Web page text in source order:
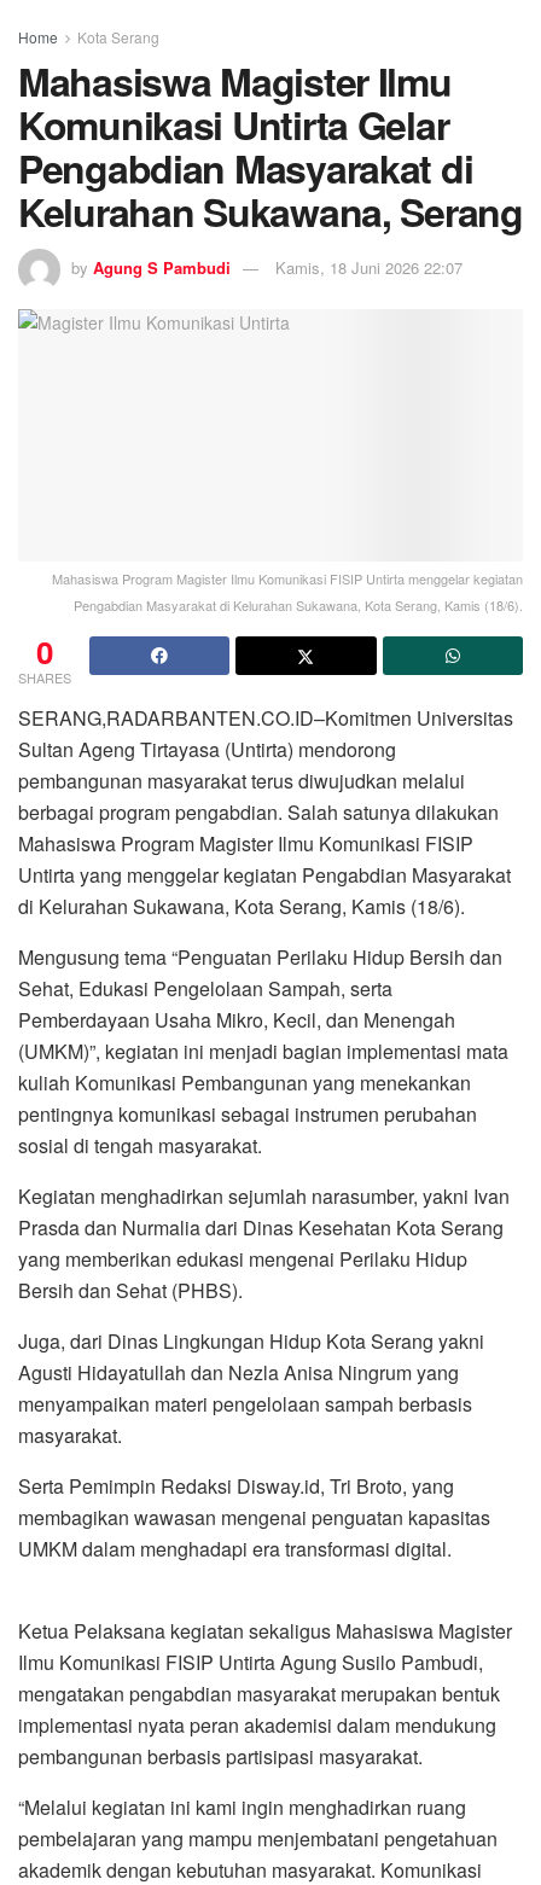
Home Kota Serang
Mahasiswa Magister Ilmu
Komunikasi Untirta Gelar
Pengabdian Masyarakat di
Kelurahan Sukawana, Serang
by Agung S Pambudi Kamis, 18 Juni 2026 22:07
Mahasiswa Program Magister Ilmu Komunikasi FISIP Untirta menggelar kegiatan
Pengabdian Masyarakat di Kelurahan Sukawana, Kota Serang, Kamis (18/6).
0
SHARES
SERANG,RADARBANTEN.CO.ID–Komitmen Universitas
Sultan Ageng Tirtayasa (Untirta) mendorong
pembangunan masyarakat terus diwujudkan melalui
berbagai program pengabdian. Salah satunya dilakukan
Mahasiswa Program Magister Ilmu Komunikasi FISIP
Untirta yang menggelar kegiatan Pengabdian Masyarakat
di Kelurahan Sukawana, Kota Serang, Kamis (18/6).
Mengusung tema “Penguatan Perilaku Hidup Bersih dan
Sehat, Edukasi Pengelolaan Sampah, serta
Pemberdayaan Usaha Mikro, Kecil, dan Menengah
(UMKM)”, kegiatan ini menjadi bagian implementasi mata
kuliah Komunikasi Pembangunan yang menekankan
pentingnya komunikasi sebagai instrumen perubahan
sosial di tengah masyarakat.
Kegiatan menghadirkan sejumlah narasumber, yakni Ivan
Prasda dan Nurmalia dari Dinas Kesehatan Kota Serang
yang memberikan edukasi mengenai Perilaku Hidup
Bersih dan Sehat (PHBS).
Juga, dari Dinas Lingkungan Hidup Kota Serang yakni
Agusti Hidayatullah dan Nezla Anisa Ningrum yang
menyampaikan materi pengelolaan sampah berbasis
masyarakat.
Serta Pemimpin Redaksi Disway.id, Tri Broto, yang
membagikan wawasan mengenai penguatan kapasitas
UMKM dalam menghadapi era transformasi digital.
Ketua Pelaksana kegiatan sekaligus Mahasiswa Magister
Ilmu Komunikasi FISIP Untirta Agung Susilo Pambudi,
mengatakan pengabdian masyarakat merupakan bentuk
implementasi nyata peran akademisi dalam mendukung
pembangunan berbasis partisipasi masyarakat.
“Melalui kegiatan ini kami ingin menghadirkan ruang
pembelajaran yang mampu menjembatani pengetahuan
akademik dengan kebutuhan masyarakat. Komunikasi